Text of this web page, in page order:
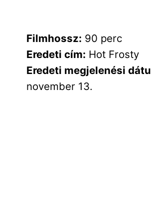
Filmhossz: 90 perc
Eredeti cím: Hot Frosty
Eredeti megjelenési
november 13.